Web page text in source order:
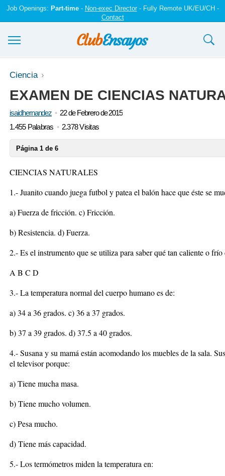
Job Openings: Part-time- Non-exec Director- Fully Remote UK/EU/CH -
Contact
Ensayos y trabajos
Registrarse
Iniciar sesión
Ciencia
EXAMEN DE CIENCIAS
isaidhernandez
22 de Febrero de 2015
1.455 Palabras
2.378 Visitas
Página 1 de 6
CIENCIAS NATURALES
1.- Juanito cuando juega futbol y patea el balón hace que éste se
a) Fuerza de fricción. c) Fricción.
b) Resistencia. d) Fuerza.
2.- Es el instrumento que se utiliza para saber qué tan caliente o frío
A B C D
3.- La temperatura normal del cuerpo humano es de:
a) 34 a 36 grados. c) 36 a 37 grados.
b) 37 a 39 grados. d) 37.5 a 40 grados.
4.- Susana y su mamá están acomodando los muebles de la sala.
el televisor porque:
a) Tiene mucha masa.
b) Tiene mucho volumen.
c) Pesa mucho.
d) Tiene más capacidad.
5.- Los termómetros miden la temperatura en: